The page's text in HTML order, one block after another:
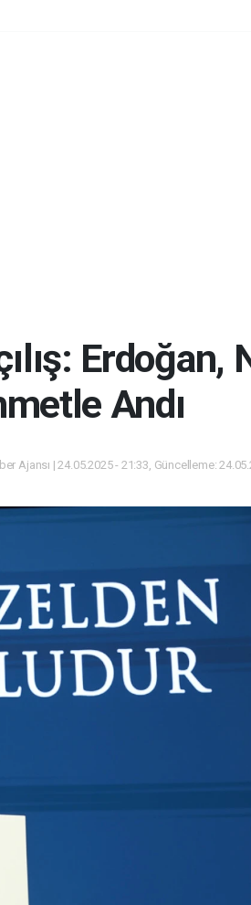
Erdoğan,
Andı
Ajansı | 24.05.2025 - 21:33, Güncelleme: